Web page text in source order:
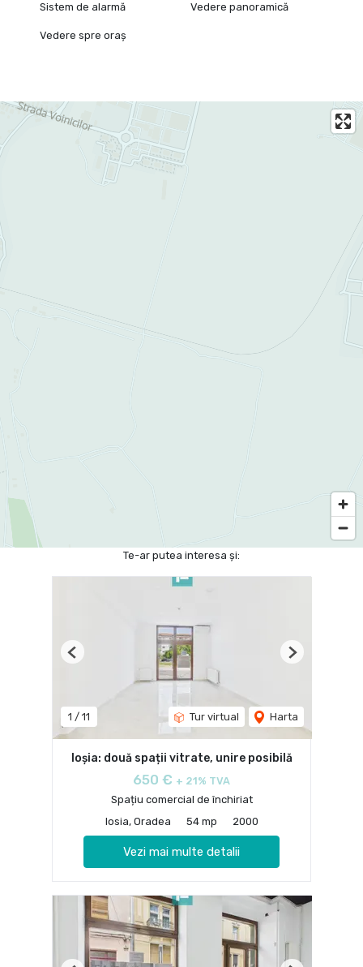
Sistem de alarmă Vedere panoramică
Vedere spre oraș
Te-ar putea interesa și:
1 / 11 Tur virtual Harta
Previous Next
Ioșia: două spații vitrate, unire posibilă
650 € + 21% TVA
Spațiu comercial de închiriat
Iosia, Oradea
54 mp 2000
Vezi mai multe detalii